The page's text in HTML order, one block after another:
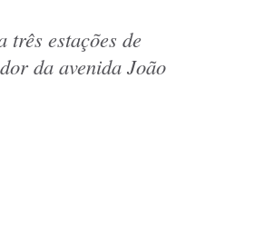
estações de
da avenida João